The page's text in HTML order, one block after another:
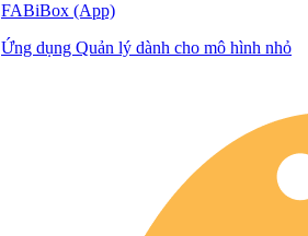
FABiBox (App)
Ứng dụng Quản lý dành cho mô hình nhỏ